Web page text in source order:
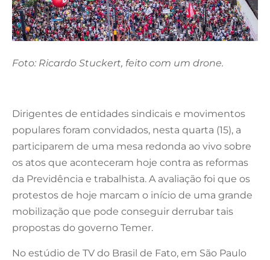
Foto: Ricardo Stuckert, feito com um drone.
Dirigentes de entidades sindicais e movimentos
populares foram convidados, nesta quarta (15), a
participarem de uma mesa redonda ao vivo sobre
os atos que aconteceram hoje contra as reformas
da Previdência e trabalhista. A avaliação foi que os
protestos de hoje marcam o início de uma grande
mobilização que pode conseguir derrubar tais
propostas do governo Temer.
No estúdio de TV do Brasil de Fato, em São Paulo